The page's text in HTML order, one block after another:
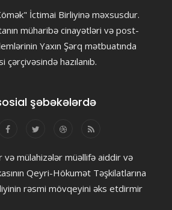
İctimai Birliyinə məxsusdur.
müharibə cinayətləri və post-
Yaxın Şərq mətbuatında
çərçivəsində hazılanıb.
şəbəkələrdə
və mülahizələr müəllifə aiddir və
Qeyri-Hökumət Təşkilatlarına
rəsmi mövqeyini əks etdirmir